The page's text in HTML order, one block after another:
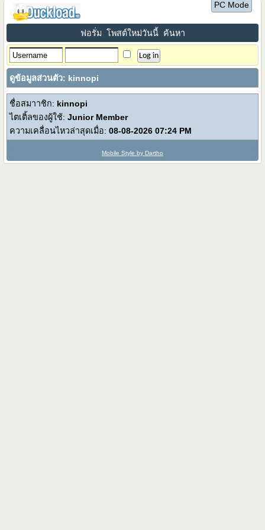
PC Mode
ฟอรั่ม โพสต์ใหม่วันนี้ ค้นหา
ดูข้อมูลส่วนตัว: kinnopi
ชื่อสมาาชิก: kinnopi
ไตเติ้ลของผู้ใช้:Junior Member
ความเคลื่อนไหวล่าสุดเมื่อ: 08-08-202607:24 PM
Mobile Style by Dartho